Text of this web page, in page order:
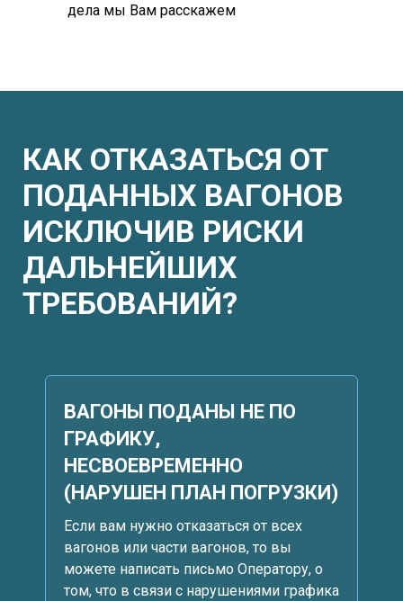
дела мы Вам расскажем
КАК ОТКАЗАТЬСЯ ОТ
ПОДАННЫХ ВАГОНОВ
ИСКЛЮЧИВ РИСКИ
ДАЛЬНЕЙШИХ
ТРЕБОВАНИЙ?
ВАГОНЫ ПОДАНЫ НЕ ПО
ГРАФИКУ,
НЕСВОЕВРЕМЕННО
(НАРУШЕН ПЛАН ПОГРУЗКИ)
Если вам нужно отказаться от всех
вагонов или части вагонов, то вы
можете написать письмо Оператору, о
том, что в связи с нарушениями графика